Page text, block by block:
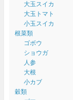
大玉スイカ
大玉トマト
小玉スイカ
根菜類
ゴボウ
ショウガ
人参
大根
小カブ
穀類